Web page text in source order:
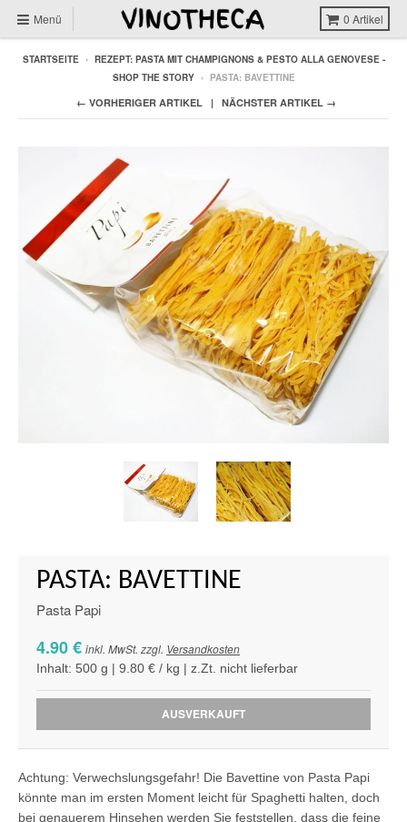
Menü 0 Artikel
STARTSEITE › REZEPT: PASTA MIT CHAMPIGNONS & PESTO ALLA GENOVESE -
SHOP THE STORY
› PASTA: BAVETTINE
← VORHERIGER ARTIKEL NÄCHSTER ARTIKEL →
PASTA: BAVETTINE
Pasta Papi
4.90 € inkl. MwSt. zzgl. Versandkosten
Inhalt: 500 g | 9.80 € / kg | z.Zt. nicht lieferbar
AUSVERKAUFT
Achtung: Verwechslungsgefahr! Die Bavettine von Pasta Papi
könnte man im ersten Moment leicht für Spaghetti halten, doch
bei genauerem Hinsehen werden Sie feststellen, dass die feine